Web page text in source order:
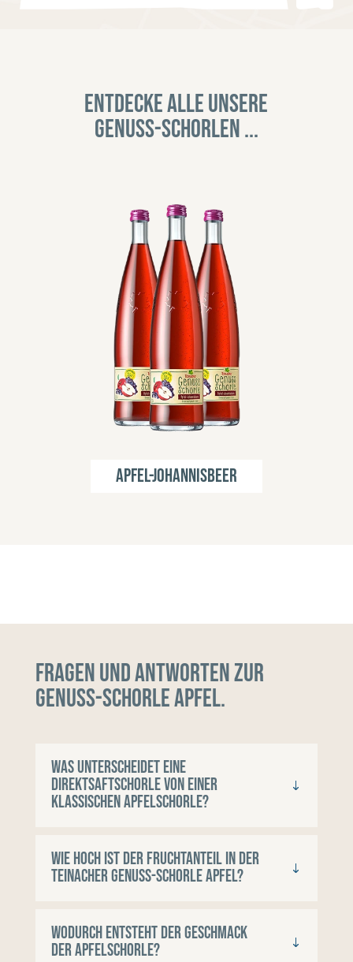
Entdecke alle unsere
Genuss-Schorlen ...
Apfel-Johannisbeer
Fragen und Antworten zur
Genuss-Schorle Apfel.
Was unterscheidet eine
Direktsaftschorle von einer
klassischen Apfelschorle?
Wie hoch ist der Fruchtanteil in der
Teinacher Genuss-Schorle Apfel?
Wodurch entsteht der Geschmack
der Apfelschorle?